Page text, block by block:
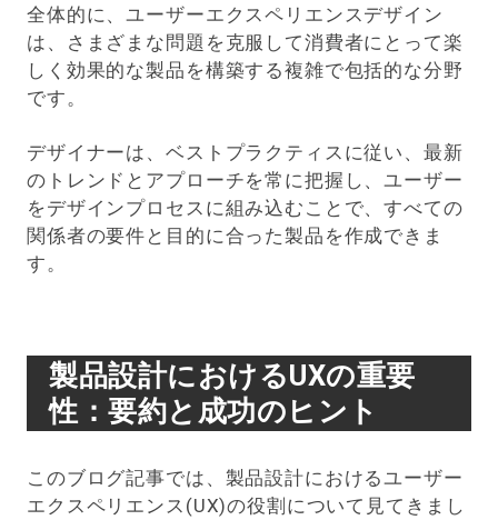
全体的に、ユーザーエクスペリエンスデザイン
は、さまざまな問題を克服して消費者にとって楽
しく効果的な製品を構築する複雑で包括的な分野
です。
デザイナーは、ベストプラクティスに従い、最新
のトレンドとアプローチを常に把握し、ユーザー
をデザインプロセスに組み込むことで、すべての
関係者の要件と目的に合った製品を作成できま
す。
製品設計におけるUXの重要
性：要約と成功のヒント
このブログ記事では、製品設計におけるユーザー
エクスペリエンス(UX)の役割について見てきまし